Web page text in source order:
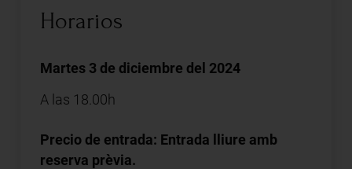
Horarios
Martes 3 de diciembre del 2024
A las 18.00h
Precio de entrada: Entrada lliure amb
reserva prèvia.